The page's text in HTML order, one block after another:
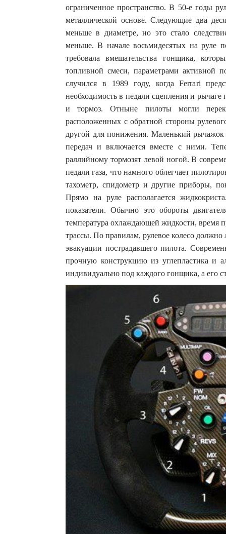
ограниченное пространство. В 50-е годы
металлической основе. Следующие два
меньше в диаметре, но это стало
меньше. В начале восьмидесятых на руле
требовала вмешательства гонщика,
топливной смеси, параметрами активной
случился в 1989 году, когда Ferrari
необходимость в педали сцепления и рычаге
и тормоз. Отныне пилоты могли
расположенных с обратной стороны
другой для понижения. Маленький рычажок
передач и включается вместе с ними.
раллийному тормозят левой ногой. В
педали газа, что намного облегчает
тахометр, спидометр и другие приборы,
Прямо на руле располагается
показатели. Обычно это обороты
температура охлаждающей жидкости, время
трассы. По правилам, рулевое колесо должно
эвакуации пострадавшего пилота.
прочную конструкцию из углепластика и
индивидуально под каждого гонщика, а его